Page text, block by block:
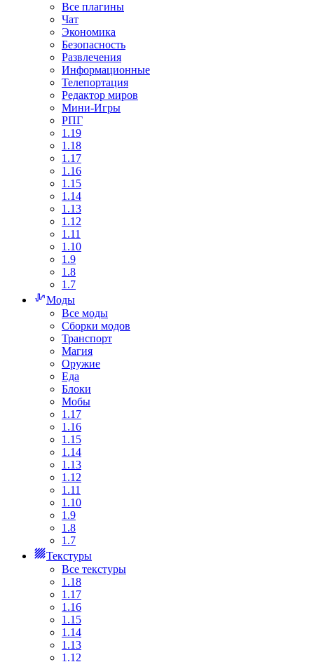
Все плагины
Чат
Экономика
Безопасность
Развлечения
Информационные
Телепортация
Редактор миров
Мини-Игры
РПГ
1.19
1.18
1.17
1.16
1.15
1.14
1.13
1.12
1.11
1.10
1.9
1.8
1.7
Моды
Все моды
Сборки модов
Транспорт
Магия
Оружие
Еда
Блоки
Мобы
1.17
1.16
1.15
1.14
1.13
1.12
1.11
1.10
1.9
1.8
1.7
Текстуры
Все текстуры
1.18
1.17
1.16
1.15
1.14
1.13
1.12